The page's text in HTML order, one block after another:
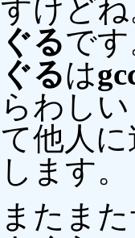
すけど
ぐるで
ぐるは
らわし
て他人
します。
またま